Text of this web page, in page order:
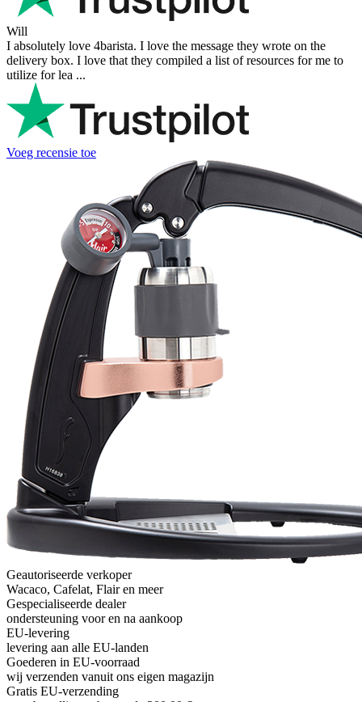
George Staf
Fast delivery. Good communication and feedback throughout the
order procedure and delivery.
Great product. Game changer.
I absolutely love 4barista. I love the message they wrote on the
delivery box. I love that they compiled a list of resources for me to
utilize for lea ...
Voeg recensie toe